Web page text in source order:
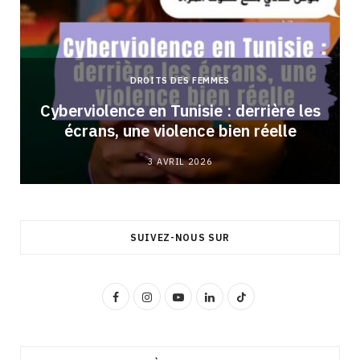
DROITS DES FEMMES
Cyberviolence en Tunisie : derrière les
écrans, une violence bien réelle
3 AVRIL 2026
SUIVEZ-NOUS SUR
F
I
Y
L
T